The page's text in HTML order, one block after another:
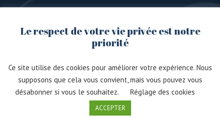
Rendez-vous sur notre plateforme dédiée
© 2021, Mosaïque. Créé avec passion par
Immersive.
Le respect de votre vie privée est notre
priorité
Ce site utilise des cookies pour améliorer votre expérience. Nous
supposons que cela vous convient, mais vous pouvez vous
désabonner si vous le souhaitez.
Réglage des cookies
ACCEPTER